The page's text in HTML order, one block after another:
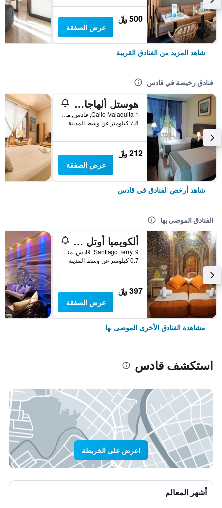
500 ﷼
عرض الصفقة
شاهد المزيد من الفنادق القريبة
فنادق رخيصة في قادس
هوستل ألهاجا بلايا
Calle Malaquita 1, قادس, منطقة أندلوسيا, أسبانيا
7.8 كيلومتر عن وسط المدينة
212 ﷼
عرض الصفقة
شاهد أرخص الفنادق في قادس
الفنادق الموصى بها
ألكويميا أوتل بوتيك
Santiago Terry, 9, قادس, منطقة أندلوسيا, أسبانيا
0.7 كيلومتر عن وسط المدينة
397 ﷼
عرض الصفقة
مشاهدة الفنادق الأخرى الموصى بها
استكشف قادس
اعرض على الخريطة
أشهر المعالم